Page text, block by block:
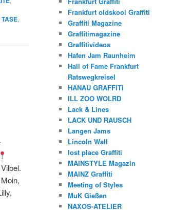
TASE,
Frankfurt oldskool Graffiti
Graffiti Magazine
Graffitimagazine
Graffitivideos
Hafen Jam Raunheim
Hall of Fame Frankfurt
Ratswegkreisel
HANAU GRAFFITI
ILL ZOO WOLRD
Lack & Lines
LACK UND RAUSCH
Langen Jams
Lincoln Wall
lost place Graffiti
MAINSTYLE Magazin
MAINZ Graffiti
Meeting of Styles
MuK Gießen
NAXOS-ATELIER